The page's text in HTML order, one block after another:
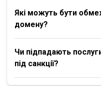
Які можуть бути
домену?
Чи підпадають
під санкції?